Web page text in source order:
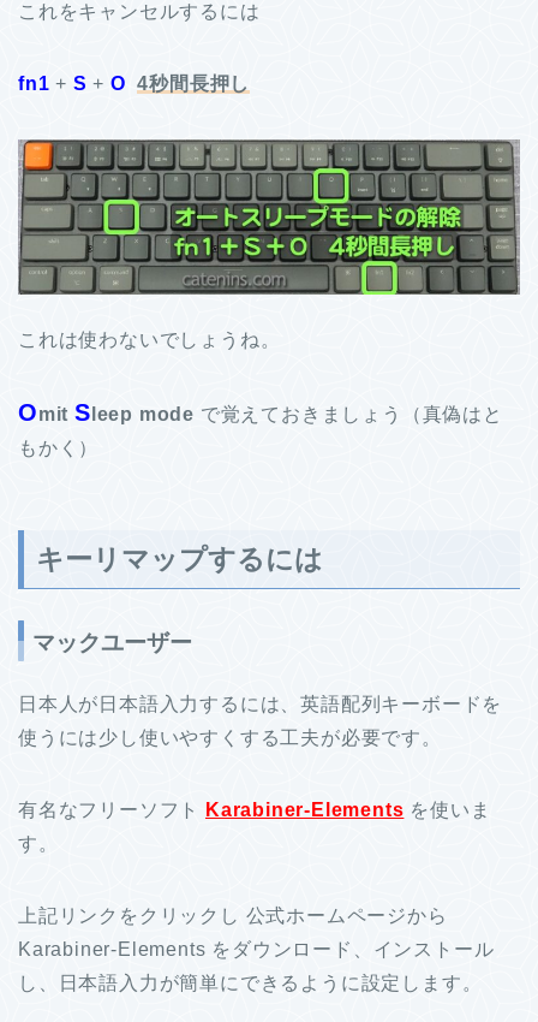
これをキャンセルするには
fn1 + S +O 4秒間長押し
これは使わないでしょうね。
OmitS leep mode で覚えておきましょう（真偽はと
もかく）
キーリマップするには
マックユーザー
日本人が日本語入力するには、英語配列キーボードを
使うには少し使いやすくする工夫が必要です。
有名なフリーソフト Karabiner-Elements を使いま
す。
上記リンクをクリックし 公式ホームページから
Karabiner-Elements をダウンロード、インストール
し、日本語入力が簡単にできるように設定します。